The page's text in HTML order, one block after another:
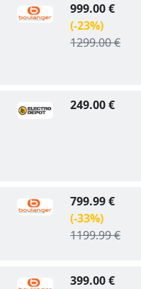
999.00 €
(-23%)
1299.00 €
249.00 €
799.99 €
(-33%)
1199.99 €
399.00 €